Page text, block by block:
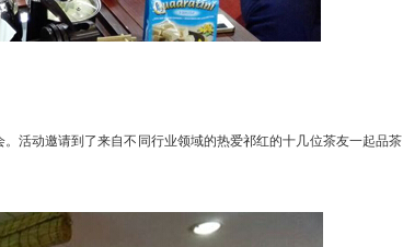
活动邀请到了来自不同行业领域的热爱祁红的十几位茶友一起品茶